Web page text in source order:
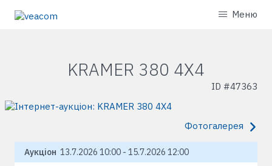
Меню
KRAMER 380 4X4
ID #47363
Фотогалерея
Аукціон 13.7.2026 10:00 - 15.7.2026 12:00